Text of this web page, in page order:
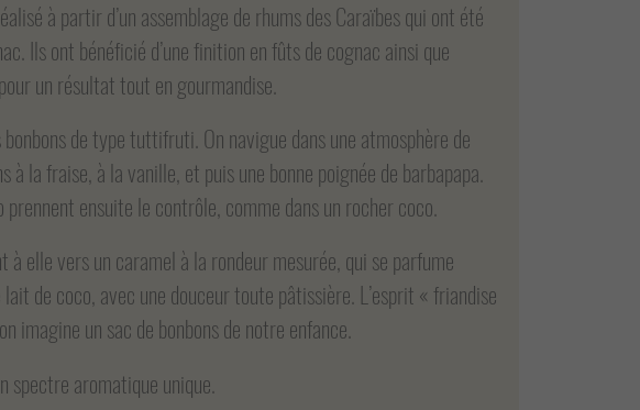
à partir d’un assemblage de rhums des Caraïbes qui ont été
Ils ont bénéficié d’une finition en fûts de cognac ainsi que
un résultat tout en gourmandise.
de type tuttifruti. On navigue dans une atmosphère de
à la fraise, à la vanille, et puis une bonne poignée de barbapapa.
ensuite le contrôle, comme dans un rocher coco.
à elle vers un caramel à la rondeur mesurée, qui se parfume
de coco, avec une douceur toute pâtissière. L’esprit « friandise
imagine un sac de bonbons de notre enfance.
spectre aromatique unique.